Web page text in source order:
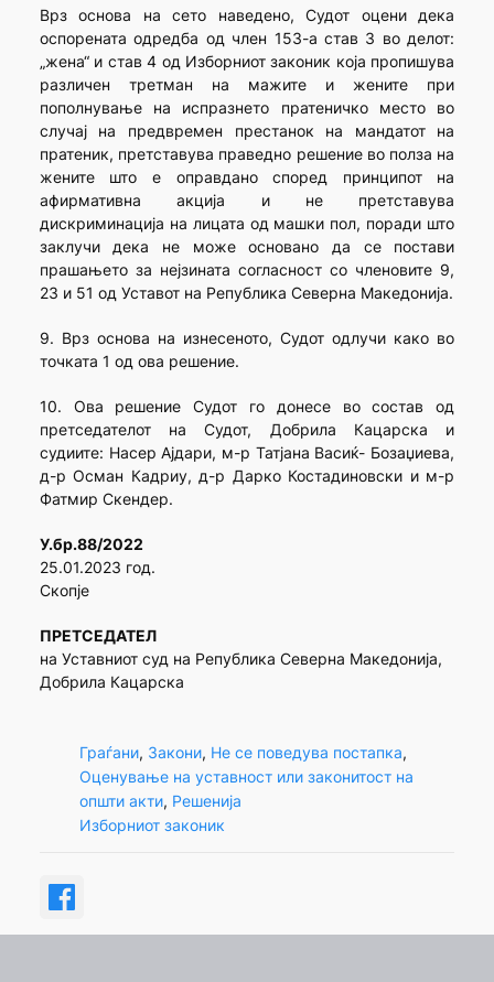
Врз основа на сето наведено, Судот оцени дека
оспорената одредба од член 153-а став 3 во делот:
„жена“ и став 4 од Изборниот законик која пропишува
различен третман на мажите и жените при
пополнување на испразнето пратеничко место во
случај на предвремен престанок на мандатот на
пратеник, претставува праведно решение во полза на
жените што е оправдано според принципот на
афирмативна акција и не претставува
дискриминација на лицата од машки пол, поради што
заклучи дека не може основано да се постави
прашањето за нејзината согласност со членовите 9,
23 и 51 од Уставот на Република Северна Македонија.
9. Врз основа на изнесеното, Судот одлучи како во
точката 1 од ова решение.
10. Ова решение Судот го донесе во состав од
претседателот на Судот, Добрила Кацарска и
судиите: Насер Ајдари, м-р Татјана Васиќ- Бозаџиева,
д-р Осман Кадриу, д-р Дарко Костадиновски и м-р
Фатмир Скендер.
У.бр.88/2022
25.01.2023 гoд.
Скопје
ПРЕТСЕДАТЕЛ
на Уставниот суд на Република Северна Македонија,
Добрила Кацарска
Граѓани, Закони, Не се поведува постапка
Оценување на уставност или законитост на
општи акти, Решенија
Изборниот законик